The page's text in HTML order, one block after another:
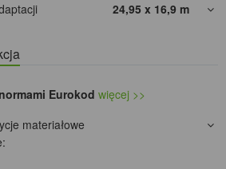
24,95 x 16,9 m
Eurokod więcej >>
materiałowe